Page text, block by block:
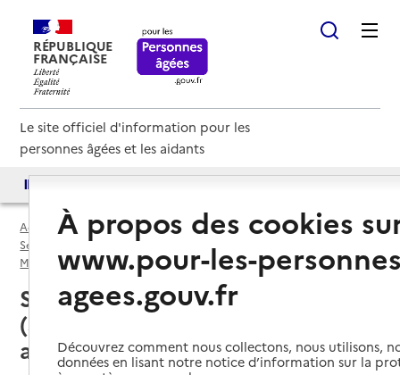
RÉPUBLIQUE
FRANÇAISE
Le site officiel d'information pour les
personnes âgées et les aidants
Accueil
Espace annuaire
Services autonomie à domicile (aide) par département
Mayenne (53)
Service autonomie à domicile (aide)
Sainte-Suzanne-et-Chammes
(53270) : liste des services
autonomie à domicile (aide)
À propos des cookies
www.pour-les-
agees.gouv.fr
Découvrez comment nous collectons, nous utilisons,
données en lisant notre notice d’information sur la